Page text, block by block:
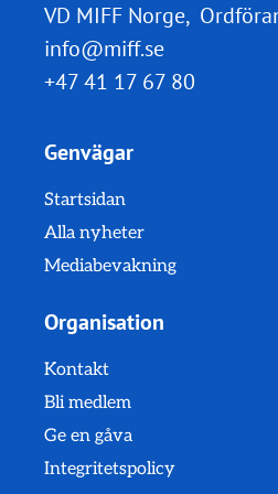
VD MIFF Norge,
info@miff.se
+47 41 17 67 80
Genvägar
Startsidan
Alla nyheter
Mediabevakning
Organisation
Kontakt
Bli medlem
Ge en gåva
Integritetspolicy